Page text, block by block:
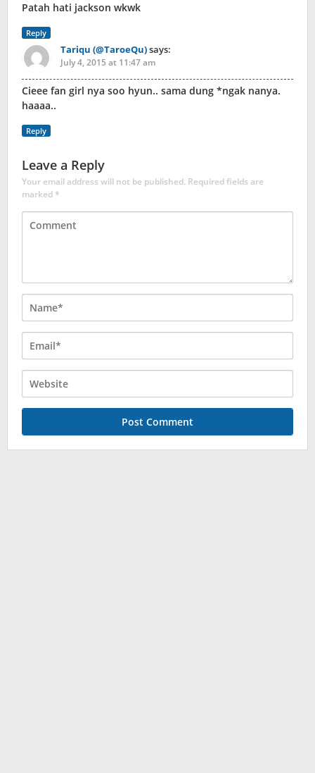
Patah hati jackson wkwk
Reply
Tariqu (@TaroeQu)says:
July 4, 2015 at 11:47 am
Cieee fan girl nya soo hyun.. sama dung *ngak nanya.
haaaa..
Reply
Leave a Reply
Your email address will not be published. Required fields are
marked*